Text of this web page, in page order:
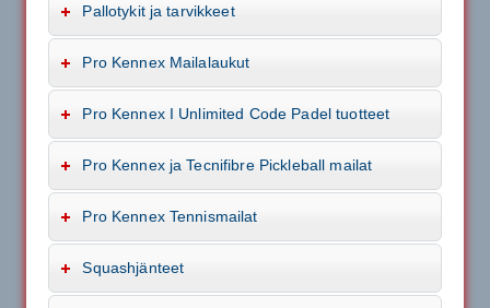
Pallotykit ja tarvikkeet
Pro Kennex Mailalaukut
Pro Kennex I Unlimited Code Padel tuotteet
Pro Kennex ja Tecnifibre Pickleball mailat
Pro Kennex Tennismailat
Squashjänteet